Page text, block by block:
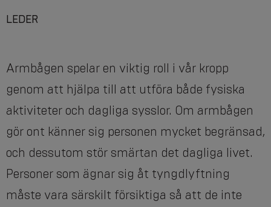
LEDER
Armbågen spelar en viktig roll i vår kropp
genom att hjälpa till att utföra både fysiska
aktiviteter och dagliga sysslor. Om armbågen
gör ont känner sig personen mycket begränsad,
och dessutom stör smärtan det dagliga livet.
Personer som ägnar sig åt tyngdlyftning
måste vara särskilt försiktiga så att de inte